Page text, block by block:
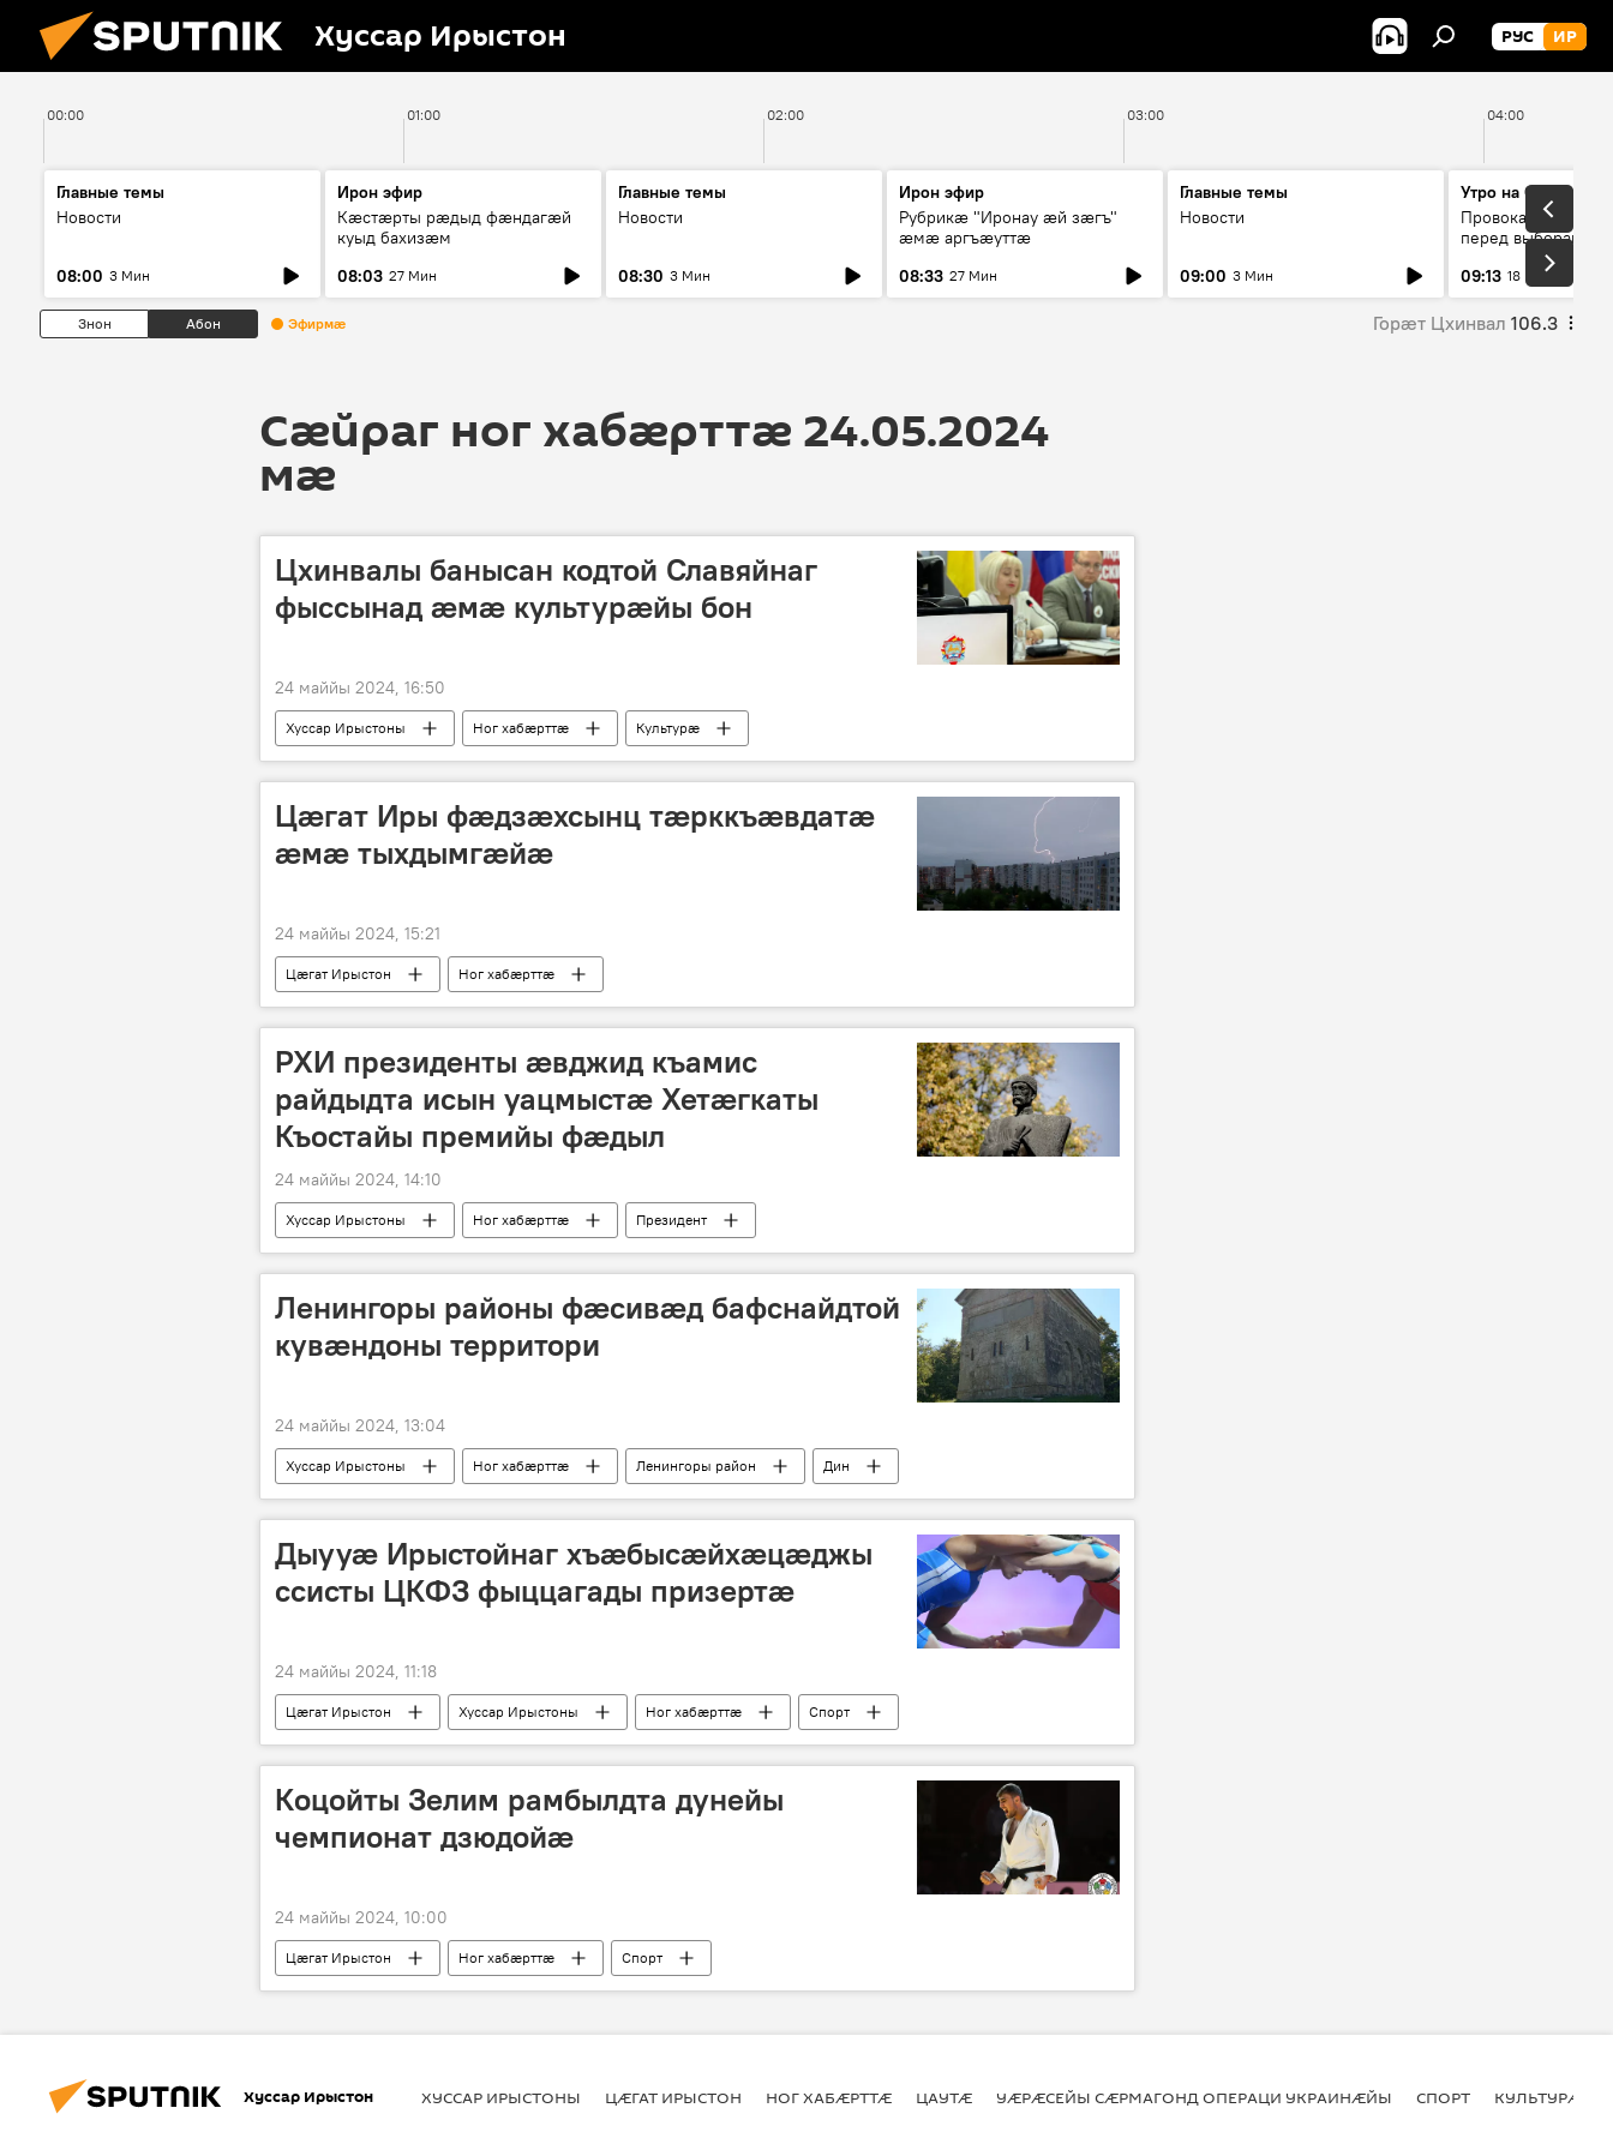
Хуссар Ирыстон РУС ИР
00:00 01:00 02:00 03:00 04:00
Главные темы
Новости
08:00 3 Мин
Ирон эфир
Кæстæрты рæдыд фæндагæй
куыд бахизæм
08:03 27 Мин
Главные темы
Новости
08:30 3 Мин
Ирон эфир
Рубрикæ "Иронау ӕй зӕгъ"
ӕмӕ аргъӕуттӕ
08:33 27 Мин
Главные темы
Новости
09:00 3 Мин
Утро на Спутнике
Провокации со
перед выборами в
09:13 18 Мин
Знон Абон Эфирмæ Горӕт Цхинвал 106.3
Сӕйраг ног хабӕрттӕ 24.05.2024
мӕ
Цхинвалы банысан кодтой Славяйнаг
фыссынад æмæ культурæйы бон
24 маййы 2024, 16:50
Хуссар Ирыстоны Ног хабӕрттӕ Культурӕ
Цæгат Иры фæдзæхсынц тæрккъæвдатæ
æмæ тыхдымгæйæ
24 маййы 2024, 15:21
Цӕгат Ирыстон Ног хабӕрттӕ
РХИ президенты æвджид къамис
райдыдта исын уацмыстæ Хетæгкаты
Къостайы премийы фæдыл
24 маййы 2024, 14:10
Хуссар Ирыстоны Ног хабӕрттӕ Президент
Ленингоры районы фӕсивӕд бафснайдтой
кувӕндоны территори
24 маййы 2024, 13:04
Хуссар Ирыстоны Ног хабӕрттӕ Ленингоры район Дин
Дыууӕ Ирыстойнаг хъӕбысӕйхӕцӕджы
ссисты ЦКФЗ фыццагады призертӕ
24 маййы 2024, 11:18
Цӕгат Ирыстон Хуссар Ирыстоны Ног хабӕрттӕ Спорт
Коцойты Зелим рамбылдта дунейы
чемпионат дзюдойӕ
24 маййы 2024, 10:00
Цӕгат Ирыстон Ног хабӕрттӕ Спорт
Хуссар Ирыстон ХУССАР ИРЫСТОНЫ ЦӔГАТ ИРЫСТОН НОГ ХАБӔРТТӔ ЦАУТӔ УӔРӔСЕЙЫ СӔРМАГОНД ОПЕРАЦИ УКРАИНӔЙЫ СПОРТ КУЛЬТУРӔ